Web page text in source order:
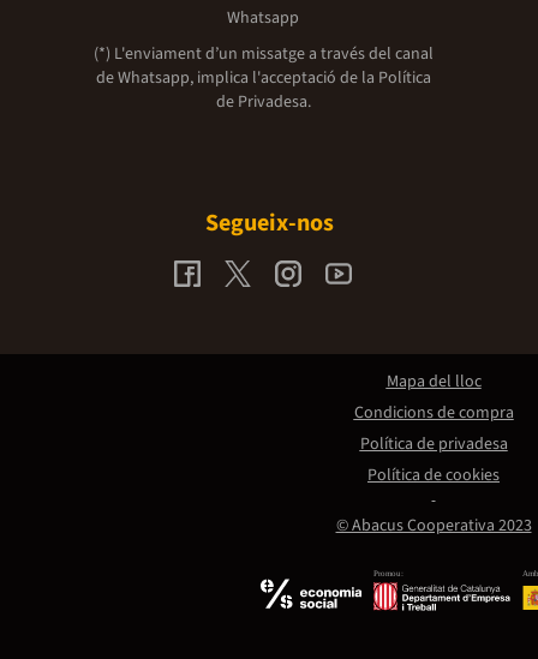
Whatsapp
(*) L'enviament d’un missatge a través del canal
de Whatsapp, implica l'acceptació de la Política
de Privadesa.
Segueix-nos
Promou:
© Abacus Cooperativa 2023
Mapa del lloc
Condicions de compra
Política de privadesa
Política de cookies